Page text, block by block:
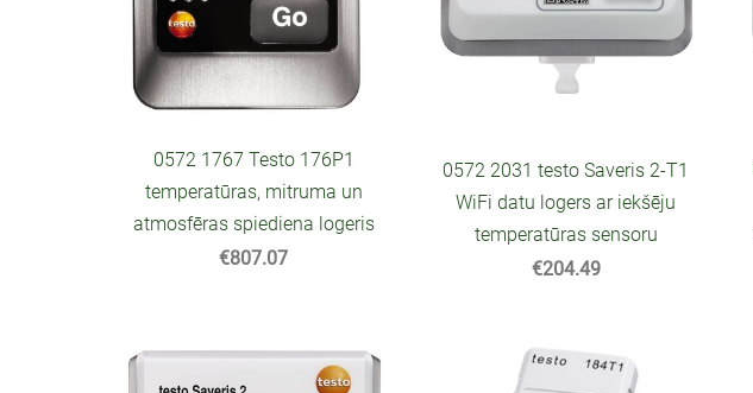
0572 1767 Testo 176P1
temperatūras, mitruma un
atmosfēras spiediena logeris
€807.07
0572 2031 testo Saveris 2-T1
WiFi datu logers ar iekšēju
temperatūras sensoru
€204.49